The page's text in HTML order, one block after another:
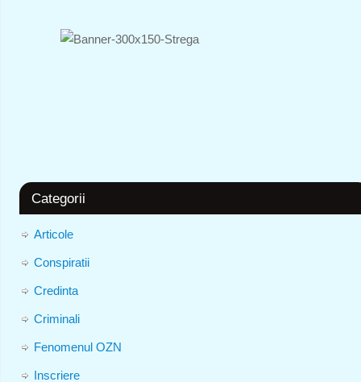
Categorii
Articole
Conspiratii
Credinta
Criminali
Fenomenul OZN
Inscriere